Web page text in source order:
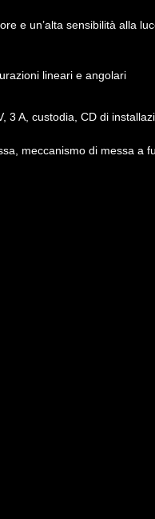
e un’alta sensibilità alla
lineari e angolari
A, custodia, CD di
meccanismo di messa a